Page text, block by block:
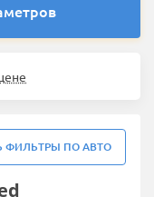
ФИЛЬТРЫ ПО АВТО